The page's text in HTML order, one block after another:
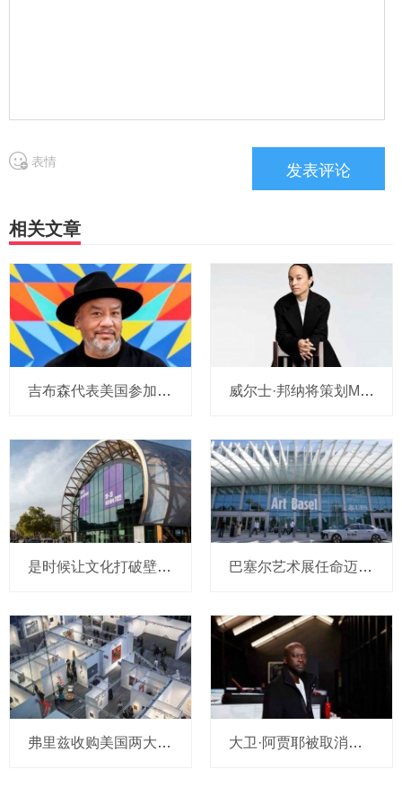
表情
相关文章
吉布森代表美国参加威尼斯双年展 威尔士·邦纳将策划MOMA展览
是时候让文化打破壁垒了！ 巴塞尔艺术展任命迈阿密展会总监
弗里兹收购美国两大艺博会 大卫·阿贾耶被取消非洲研究所项目